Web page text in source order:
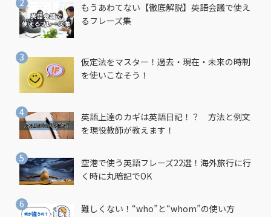
もうあわてない【徹底解説】英語会議で使え
るフレーズ集
仮定法をマスター！過去・現在・未来の時制
を使いこなそう！
英語上達のカギは英語日記！？ 方法と例文
を現役教師が教えます！
空港で使う英語フレーズ22選！海外旅行に行
く時に丸暗記でOK
難しくない！“who”と“whom”の使い方